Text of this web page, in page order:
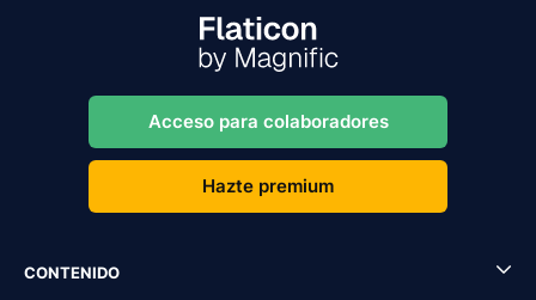
Acceso para colaboradores
Hazte premium
CONTENIDO